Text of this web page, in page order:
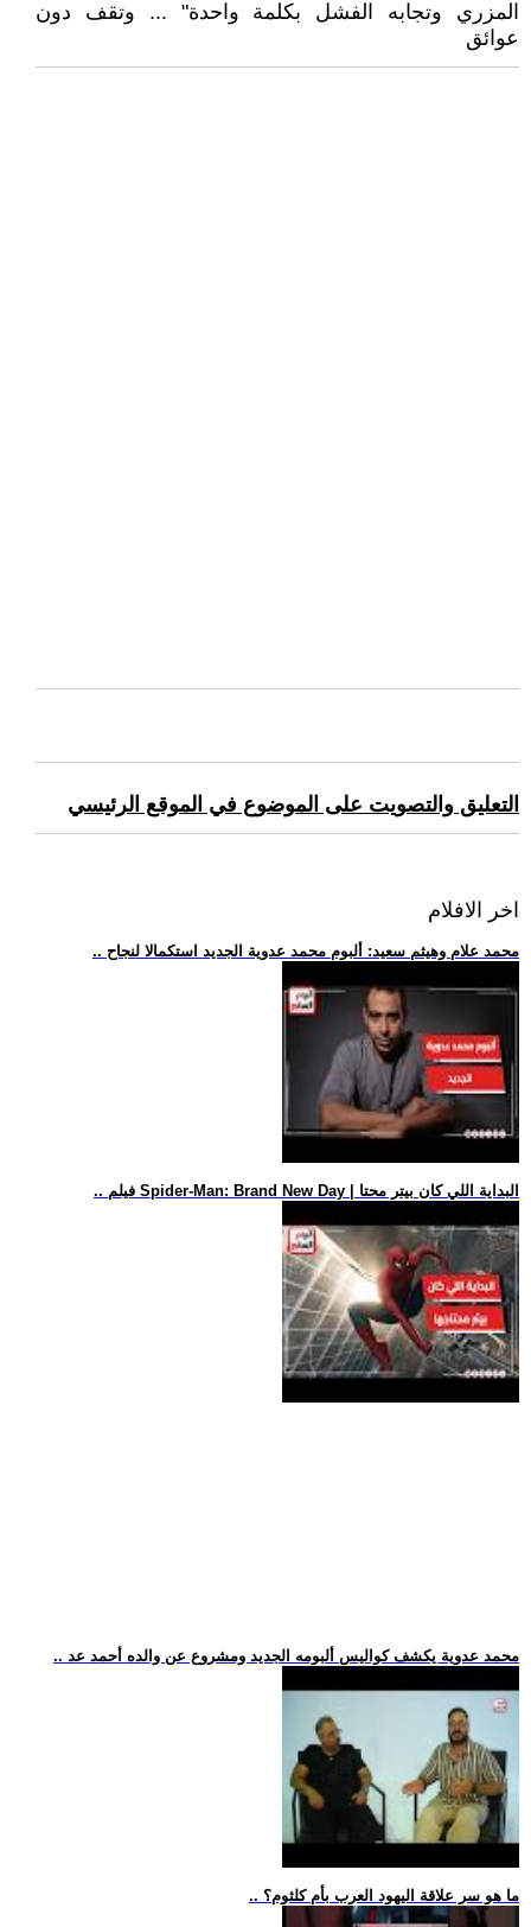
المزري وتجابه الفشل بكلمة واحدة" ... وتقف دون
عوائق
التعليق والتصويت على الموضوع في الموقع الرئيسي
اخر الافلام
.. محمد علام وهيثم سعيد: ألبوم محمد عدوية الجديد استكمالا لنجاح
.. فيلم Spider-Man: Brand New Day | البداية اللي كان بيتر محتا
.. محمد عدوية يكشف كواليس ألبومه الجديد ومشروع عن والده أحمد عد
.. ما هو سر علاقة اليهود العرب بأم كلثوم؟